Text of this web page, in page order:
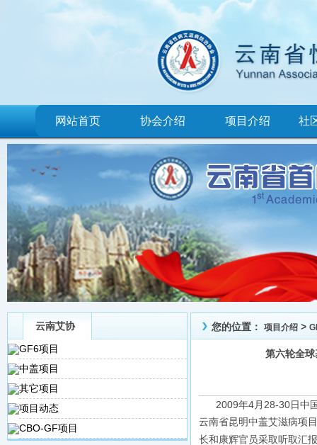
网站首页 协会介绍 项目介绍 社
云南艾协
GF6项目
中盖项目
其它项目
项目动态
CBO-GF项目
您的位置： 项目介绍 >
第六轮全
2009年4月28-30日中国
云南省昆明中盖艾滋病项
长和康辉官员采取听取汇